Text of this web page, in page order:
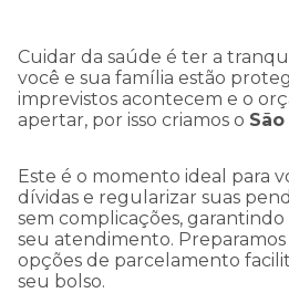
Cuidar da saúde é ter a
você e sua família estão
imprevistos acontecem e o
apertar, por isso criamos o
Este é o momento ideal para
dívidas e regularizar suas
sem complicações,
seu atendimento. Preparamos
opções de parcelamento
seu bolso.